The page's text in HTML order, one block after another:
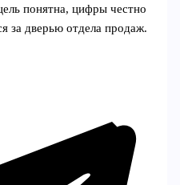
понятна, цифры честно
за дверью отдела продаж.